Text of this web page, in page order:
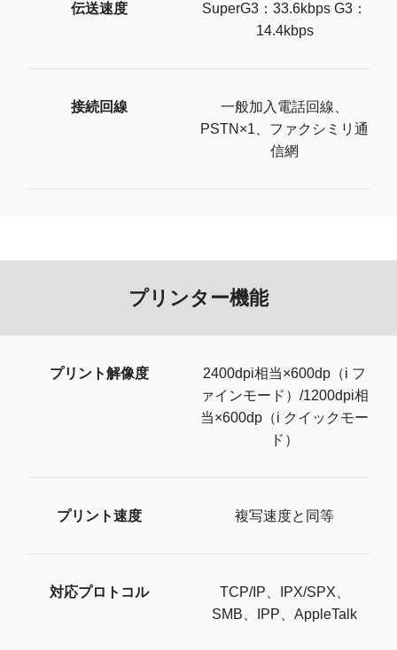
伝送速度
SuperG3：33.6kbps G3：
14.4kbps
接続回線
一般加入電話回線、
PSTN×1、ファクシミリ通
信網
プリンター機能
プリント解像度
2400dpi相当×600dp（i フ
ァインモード）/1200dpi相
当×600dp（i クイックモー
ド）
プリント速度 複写速度と同等
対応プロトコル
TCP/IP、IPX/SPX、
SMB、IPP、AppleTalk